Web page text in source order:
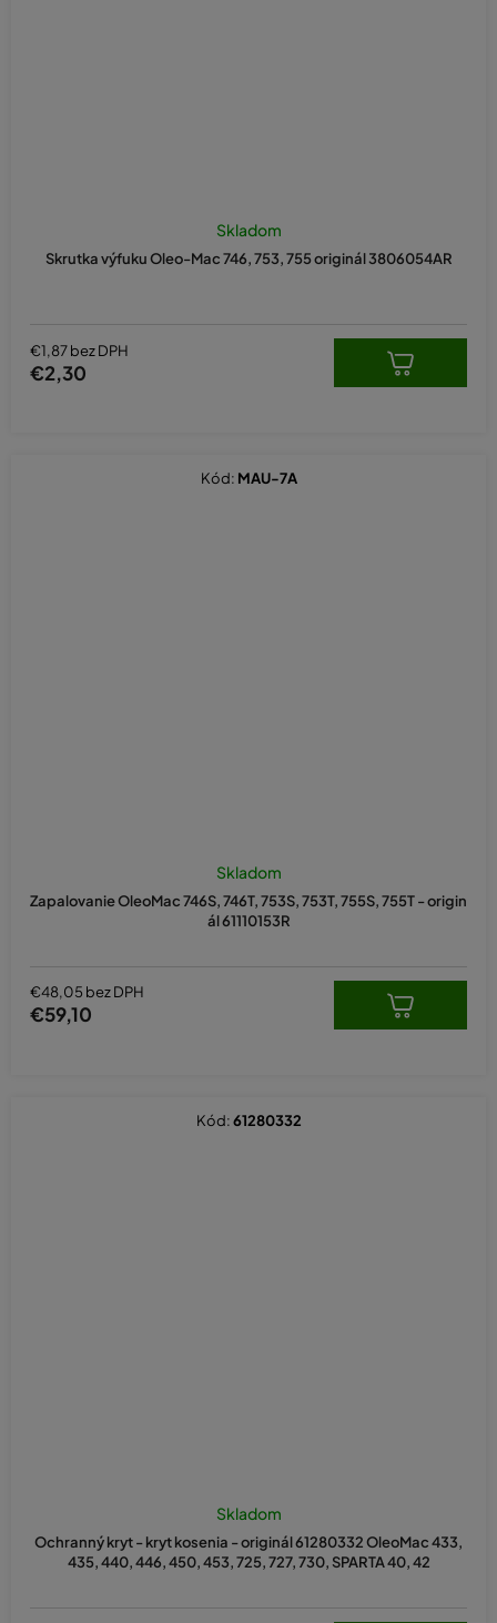
Skrutka výfuku Oleo-Mac 746, 753, 755 originál 3806054AR
Skladom
€1,87 bez DPH
€2,30
Zapalovanie OleoMac 746S, 746T, 753S, 753T, 755S, 755T - origin
ál 61110153R
Skladom
€48,05 bez DPH
€59,10
Kód: MAU-7A
Ochranný kryt - kryt kosenia - originál 61280332 OleoMac 433,
435, 440, 446, 450, 453, 725, 727, 730, SPARTA 40, 42
Skladom
Kód:61280332